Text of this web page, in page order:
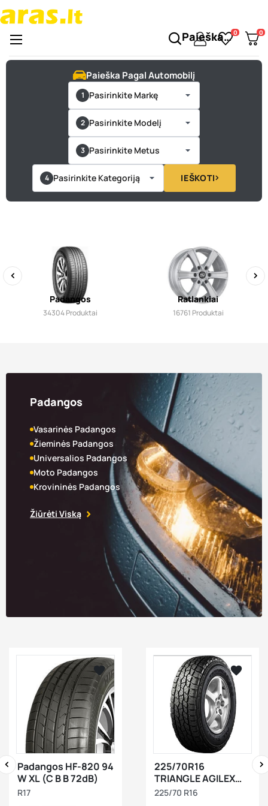
Paieška… 0 0
Perjungti
naršymą
☰
Paieška Pagal Automobilį
Pasirinkite Markę
Pasirinkite Modelį
Pasirinkite Metus
Pasirinkite Kategoriją IEŠKOTI
Padangos
34304Produktai
Ratlankiai
16761 Produktai
Padangos
Vasarinės Padangos
Žieminės Padangos
Universalios Padangos
Moto Padangos
Krovininės Padangos
Žiūrėti Viską

visibility  
Padangos HF-820 94
W XL (C B B 72dB)
R17

visibility  
225/70R16
TRIANGLE AGILEX
A/T (TR292) 103T RP
225/70 R16